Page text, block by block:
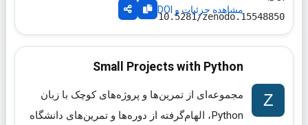
10.5281/zenodo.15548850
مشاهده جزئیات و DOI
Small Projects with Python
مجموعه‌ای از تمرین‌ها و پروژه‌های کوچک با زبان
Python، الهام‌گرفته از دوره‌ها و تمرین‌های دانشگاه